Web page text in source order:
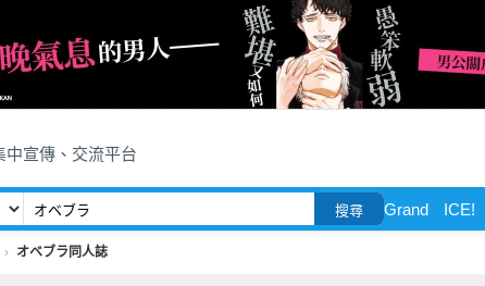
中宣傳、交流平台
搜尋 Grand ICE!
オベブラ同人誌